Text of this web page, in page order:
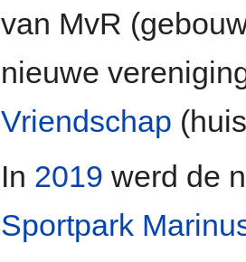
van MvR
nieuwe
Vriendschap
In 2019 werd de
Sportpark